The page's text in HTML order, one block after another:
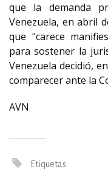
que la demanda
Venezuela, en abril
que "carece
para sostener la
Venezuela decidió,
comparecer ante la
AVN
Etiquetas: